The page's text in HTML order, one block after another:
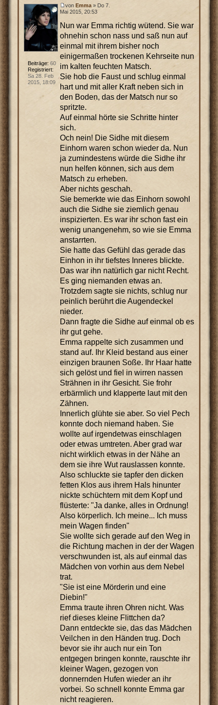
von Emma» Do 7.
Mai 2015, 20:53
Nun war Emma richtig wütend. Sie war
ohnehin schon nass und saß nun auf
einmal mit ihrem bisher noch
einigermaßen trockenen Kehrseite nun
im kalten feuchten Matsch.
Sie hob die Faust und schlug einmal
hart und mit aller Kraft neben sich in
den Boden, das der Matsch nur so
spritzte.
Auf einmal hörte sie Schritte hinter
sich.
Och nein! Die Sidhe mit diesem
Einhorn waren schon wieder da. Nun
ja zumindestens würde die Sidhe ihr
nun helfen können, sich aus dem
Matsch zu erheben.
Aber nichts geschah.
Sie bemerkte wie das Einhorn sowohl
auch die Sidhe sie ziemlich genau
inspizierten. Es war ihr schon fast ein
wenig unangenehm, so wie sie Emma
anstarrten.
Sie hatte das Gefühl das gerade das
Einhon in ihr tiefstes Inneres blickte.
Das war ihn natürlich gar nicht Recht.
Es ging niemanden etwas an.
Trotzdem sagte sie nichts, schlug nur
peinlich berührt die Augendeckel
nieder.
Dann fragte die Sidhe auf einmal ob es
ihr gut gehe.
Emma rappelte sich zusammen und
stand auf. Ihr Kleid bestand aus einer
einzigen braunen Soße. Ihr Haar hatte
sich gelöst und fiel in wirren nassen
Strähnen in ihr Gesicht. Sie frohr
erbärmlich und klapperte laut mit den
Zähnen.
Innerlich glühte sie aber. So viel Pech
konnte doch niemand haben. Sie
wollte auf irgendetwas einschlagen
oder etwas umtreten. Aber grad war
nicht wirklich etwas in der Nähe an
dem sie ihre Wut rauslassen konnte.
Also schluckte sie tapfer den dicken
fetten Klos aus ihrem Hals hinunter
nickte schüchtern mit dem Kopf und
flüsterte: "Ja danke, alles in Ordnung!
Also körperlich. Ich meine... Ich muss
mein Wagen finden"
Sie wollte sich gerade auf den Weg in
die Richtung machen in der der Wagen
verschwunden ist, als auf einmal das
Mädchen von vorhin aus dem Nebel
trat.
"Sie ist eine Mörderin und eine
Diebin!"
Emma traute ihren Ohren nicht. Was
rief dieses kleine Flittchen da?
Dann entdeckte sie, das das Mädchen
Veilchen in den Händen trug. Doch
bevor sie ihr auch nur ein Ton
entgegen bringen konnte, rauschte ihr
kleiner Wagen, gezogen von
donnernden Hufen wieder an ihr
vorbei. So schnell konnte Emma gar
nicht reagieren.
Beiträge: 60
Registriert:
Sa 28. Feb
2015, 18:09